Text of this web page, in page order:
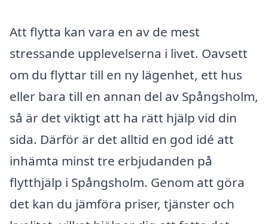
Att flytta kan vara en av de mest
stressande upplevelserna i livet. Oavsett
om du flyttar till en ny lägenhet, ett hus
eller bara till en annan del av Spångsholm,
så är det viktigt att ha rätt hjälp vid din
sida. Därför är det alltid en god idé att
inhämta minst tre erbjudanden på
flytthjälp i Spångsholm. Genom att göra
det kan du jämföra priser, tjänster och